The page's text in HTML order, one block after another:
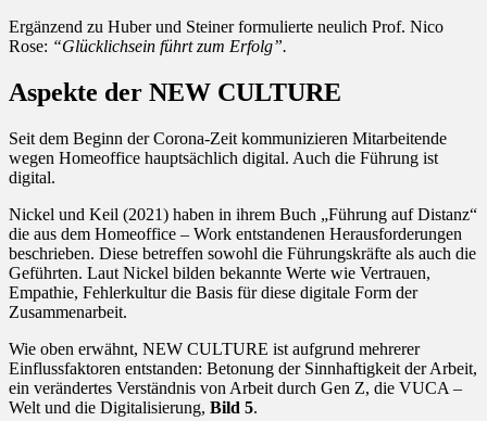
Ergänzend zu Huber und Steiner formulierte neulich Prof. Nico
Rose: “Glücklichsein führt zum Erfolg”.
Aspekte der NEW CULTURE
Seit dem Beginn der Corona-Zeit kommunizieren Mitarbeitende
wegen Homeoffice hauptsächlich digital. Auch die Führung ist
digital.
Nickel und Keil (2021) haben in ihrem Buch „Führung auf Distanz“
die aus dem Homeoffice – Work entstandenen Herausforderungen
beschrieben. Diese betreffen sowohl die Führungskräfte als auch die
Geführten. Laut Nickel bilden bekannte Werte wie Vertrauen,
Empathie, Fehlerkultur die Basis für diese digitale Form der
Zusammenarbeit.
Wie oben erwähnt, NEW CULTURE ist aufgrund mehrerer
Einflussfaktoren entstanden: Betonung der Sinnhaftigkeit der Arbeit,
ein verändertes Verständnis von Arbeit durch Gen Z, die VUCA –
Welt und die Digitalisierung, Bild 5.